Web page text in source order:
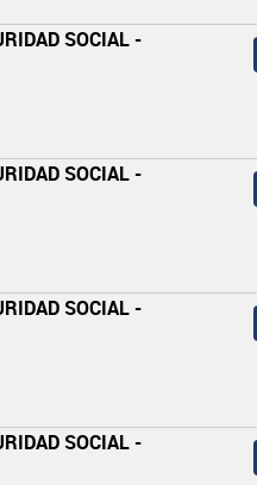
SOCIAL -
SOCIAL -
SOCIAL -
SOCIAL -